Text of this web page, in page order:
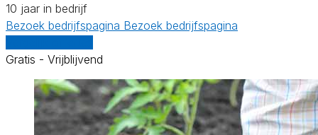
10 jaar in bedrijf
Bezoek bedrijfspagina Bezoek bedrijfspagina
Gratis - Vrijblijvend